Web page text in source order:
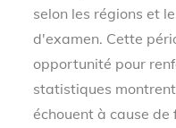
selon les régions et
d'examen. Cette
opportunité pour
statistiques
échouent à cause